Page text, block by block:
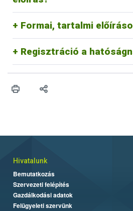
Formai, tartalmi
keszitmeny-webshop
*A 2019/6 EU rendelet 104.
Regisztráció a
A Nébih adatkezelési
el:
http://portal.nebih.gov.hu/
Hivatalunk
Bemutatkozás
Szervezeti felépítés
Gazdálkodási adatok
Felügyeleti szervünk